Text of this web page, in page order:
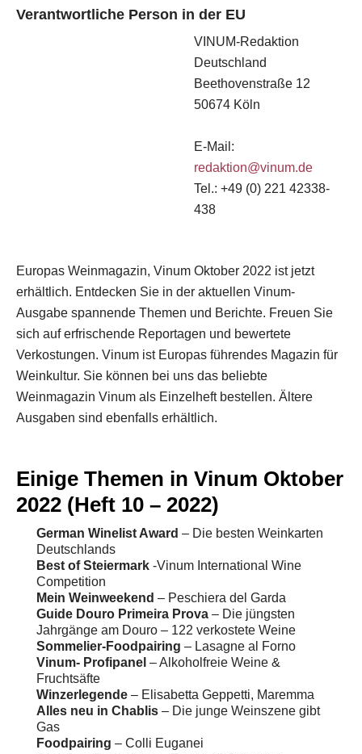
Verantwortliche Person in der EU
VINUM-Redaktion
Deutschland
Beethovenstraße 12
50674 Köln
E-Mail:
redaktion@vinum.de
Tel.: +49 (0) 221 42338-
438
Europas Weinmagazin, Vinum Oktober 2022 ist jetzt
erhältlich. Entdecken Sie in der aktuellen Vinum-
Ausgabe spannende Themen und Berichte. Freuen Sie
sich auf erfrischende Reportagen und bewertete
Verkostungen. Vinum ist Europas führendes Magazin für
Weinkultur. Sie können bei uns das beliebte
Weinmagazin Vinum als Einzelheft bestellen. Ältere
Ausgaben sind ebenfalls erhältlich.
Einige Themen in Vinum Oktober
2022 (Heft 10 – 2022)
German Winelist Award – Die besten Weinkarten
Deutschlands
Best of Steiermark -Vinum International Wine
Competition
Mein Weinweekend – Peschiera del Garda
Guide Douro Primeira Prova – Die jüngsten
Jahrgänge am Douro – 122 verkostete Weine
Sommelier-Foodpairing – Lasagne al Forno
Vinum- Profipanel – Alkoholfreie Weine &
Fruchtsäfte
Winzerlegende – Elisabetta Geppetti, Maremma
Alles neu in Chablis – Die junge Weinszene gibt
Gas
Foodpairing – Colli Euganei